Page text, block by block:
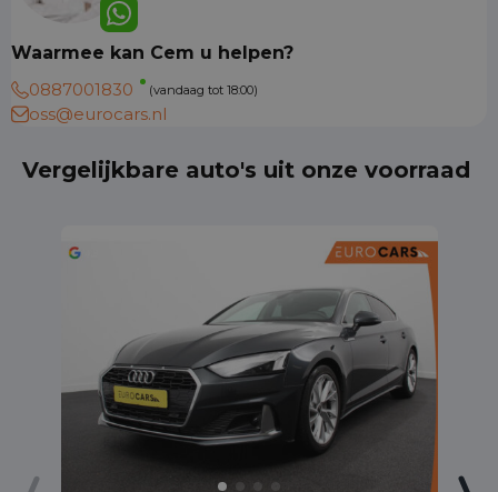
Waarmee kan Cem u helpen?
0887001830
(vandaag tot 18:00)
oss@eurocars.nl
Vergelijkbare auto's uit onze voorraad